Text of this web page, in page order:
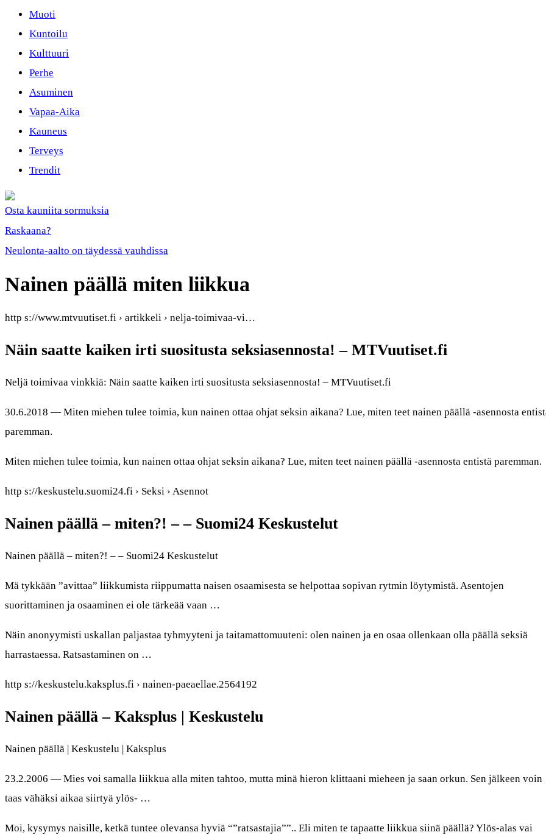
Muoti
Kuntoilu
Kulttuuri
Perhe
Asuminen
Vapaa-Aika
Kauneus
Terveys
Trendit
Osta kauniita sormuksia
Raskaana?
Neulonta-aalto on täydessä vauhdissa
Nainen päällä miten liikkua
http s://www.mtvuutiset.fi › artikkeli › nelja-toimivaa-vi…
Näin saatte kaiken irti suositusta seksiasennosta! – MTVuutiset.fi
Neljä toimivaa vinkkiä: Näin saatte kaiken irti suositusta seksiasennosta! – MTVuutiset.fi
30.6.2018 — Miten miehen tulee toimia, kun nainen ottaa ohjat seksin aikana? Lue, miten teet nainen päällä -asennosta
paremman.
Miten miehen tulee toimia, kun nainen ottaa ohjat seksin aikana? Lue, miten teet nainen päällä -asennosta entistä paremman.
http s://keskustelu.suomi24.fi › Seksi › Asennot
Nainen päällä – miten?! – – Suomi24 Keskustelut
Nainen päällä – miten?! – – Suomi24 Keskustelut
Mä tykkään ”avittaa” liikkumista riippumatta naisen osaamisesta se helpottaa sopivan rytmin löytymistä. Asentojen
suorittaminen ja osaaminen ei ole tärkeää vaan …
Näin anonyymisti uskallan paljastaa tyhmyyteni ja taitamattomuuteni: olen nainen ja en osaa ollenkaan olla päällä seksiä
harrastaessa. Ratsastaminen on …
http s://keskustelu.kaksplus.fi › nainen-paeaellae.2564192
Nainen päällä – Kaksplus | Keskustelu
Nainen päällä | Keskustelu | Kaksplus
23.2.2006 — Mies voi samalla liikkua alla miten tahtoo, mutta minä hieron klittaani mieheen ja saan orkun. Sen jälkeen voin
taas vähäksi aikaa siirtyä ylös- …
Moi, kysymys naisille, ketkä tuntee olevansa hyviä “”ratsastajia””.. Eli miten te tapaatte liikkua siinä päällä? Ylös-alas vai